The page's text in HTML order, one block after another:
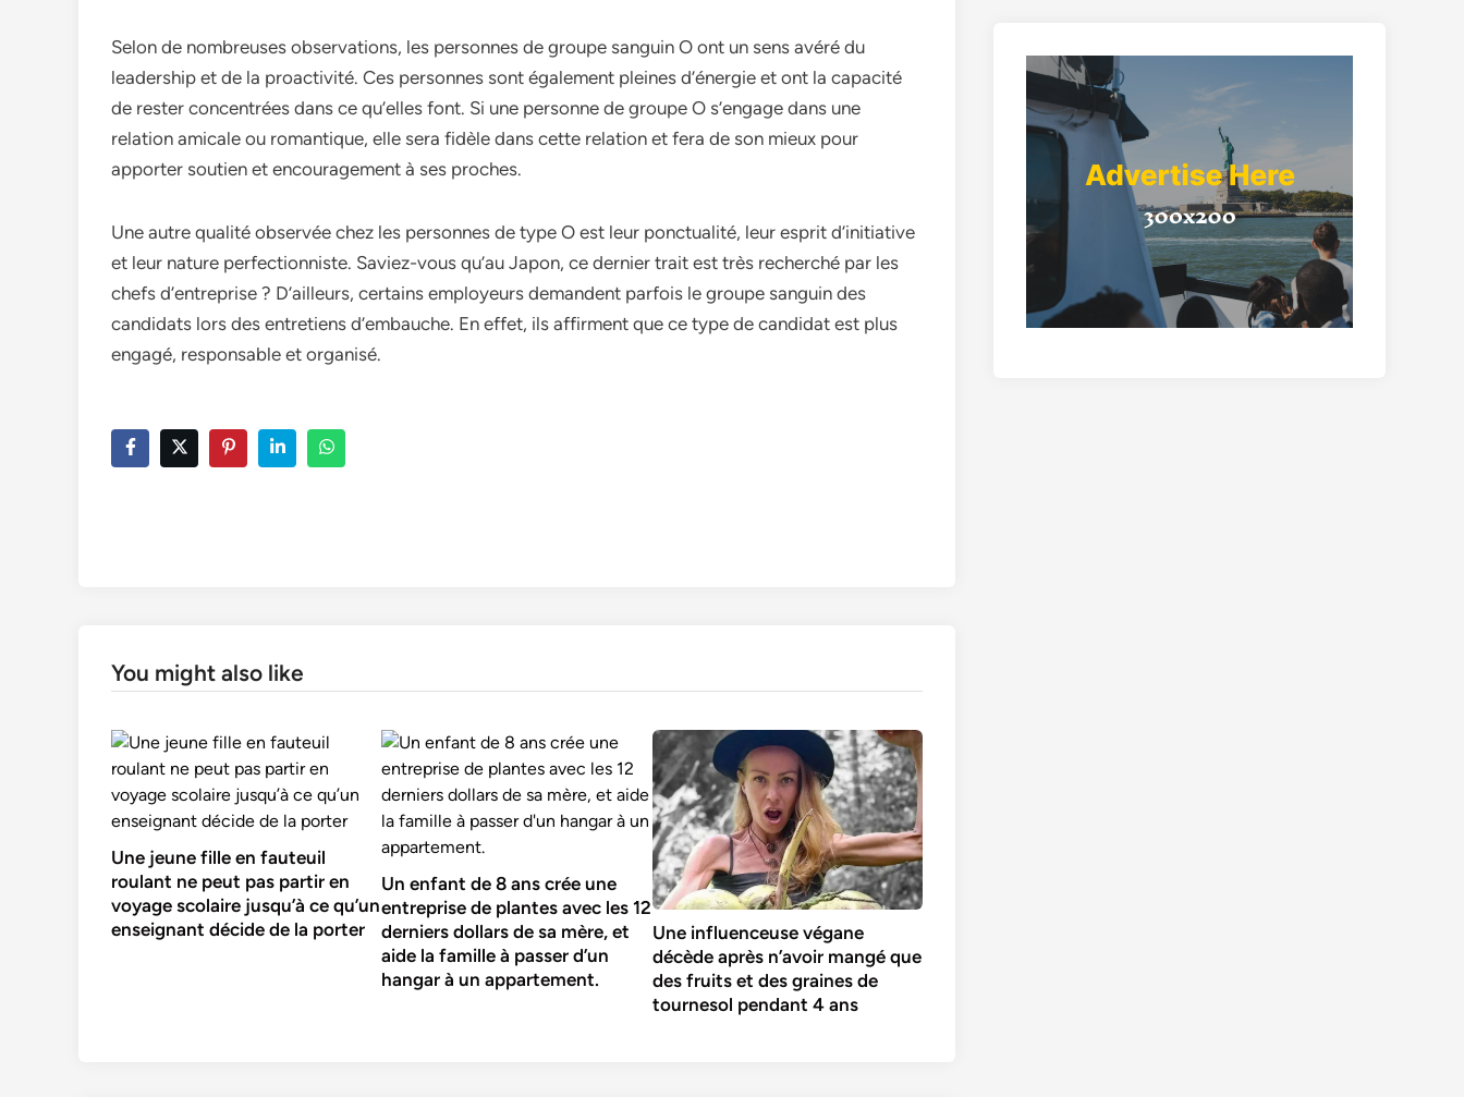
Selon de nombreuses observations, les personnes de groupe sanguin O ont un sens avéré du
leadership et de la proactivité. Ces personnes sont également pleines d’énergie et ont la capacité
de rester concentrées dans ce qu’elles font. Si une personne de groupe O s’engage dans une
relation amicale ou romantique, elle sera fidèle dans cette relation et fera de son mieux pour
apporter soutien et encouragement à ses proches.
Une autre qualité observée chez les personnes de type O est leur ponctualité, leur esprit d’initiative
et leur nature perfectionniste. Saviez-vous qu’au Japon, ce dernier trait est très recherché par les
chefs d’entreprise ? D’ailleurs, certains employeurs demandent parfois le groupe sanguin des
candidats lors des entretiens d’embauche. En effet, ils affirment que ce type de candidat est plus
engagé, responsable et organisé.
You might also like
Une jeune fille en fauteuil
roulant ne peut pas partir en
voyage scolaire jusqu’à ce qu’un
enseignant décide de la porter
Un enfant de 8 ans crée une
entreprise de plantes avec les 12
derniers dollars de sa mère, et
aide la famille à passer d’un
hangar à un appartement.
Une influenceuse végane
décède après n’avoir mangé que
des fruits et des graines de
tournesol pendant 4 ans